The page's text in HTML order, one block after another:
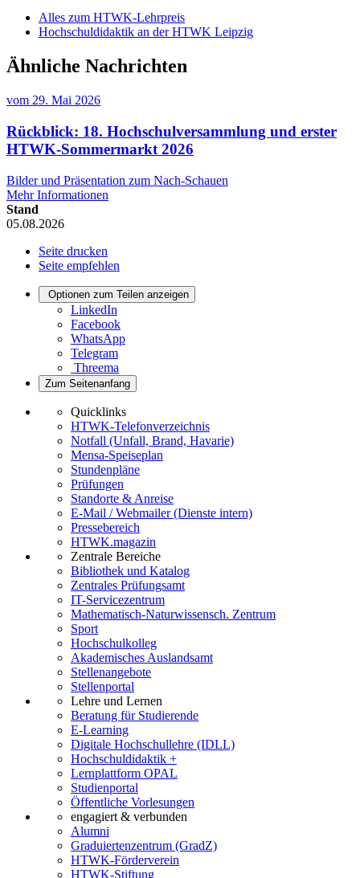
Alles zum HTWK-Lehrpreis
Hochschuldidaktik an der HTWK Leipzig
Ähnliche Nachrichten
vom 29. Mai 2026
Rückblick: 18. Hochschulversammlung und erster
HTWK-Sommermarkt 2026
Bilder und Präsentation zum Nach-Schauen
Mehr Informationen
Stand
05.08.2026
Seite drucken
Seite empfehlen
Optionen zum Teilen anzeigen
LinkedIn
Facebook
WhatsApp
Telegram
Threema
Zum Seitenanfang
Quicklinks
HTWK-Telefonverzeichnis
Notfall (Unfall, Brand, Havarie)
Mensa-Speiseplan
Stundenpläne
Prüfungen
Standorte & Anreise
E-Mail / Webmailer (Dienste intern)
Pressebereich
HTWK.magazin
Zentrale Bereiche
Bibliothek und Katalog
Zentrales Prüfungsamt
IT-Servicezentrum
Mathematisch-Naturwissensch. Zentrum
Sport
Hochschulkolleg
Akademisches Auslandsamt
Stellenangebote
Stellenportal
Lehre und Lernen
Beratung für Studierende
E-Learning
Digitale Hochschullehre (IDLL)
Hochschuldidaktik +
Lernplattform OPAL
Studienportal
Öffentliche Vorlesungen
engagiert & verbunden
Alumni
Graduiertenzentrum (GradZ)
HTWK-Förderverein
HTWK-Stiftung